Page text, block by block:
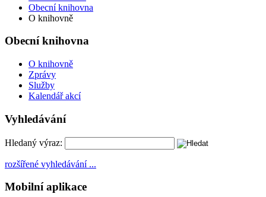
Obecní knihovna
O knihovně
Obecní knihovna
O knihovně
Zprávy
Služby
Kalendář akcí
Vyhledávání
Hledaný výraz:
rozšířené vyhledávání ...
Mobilní aplikace